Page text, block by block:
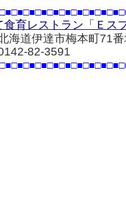
食育レストラン「Ｅス
海道伊達市梅本町71
82-3591